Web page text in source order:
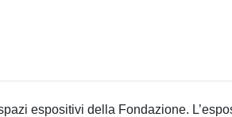
espositivi della Fondazione.